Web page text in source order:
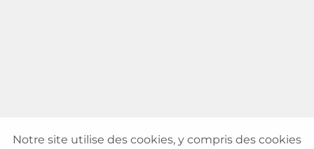
Notre site utilise des cookies, y compris des cookies